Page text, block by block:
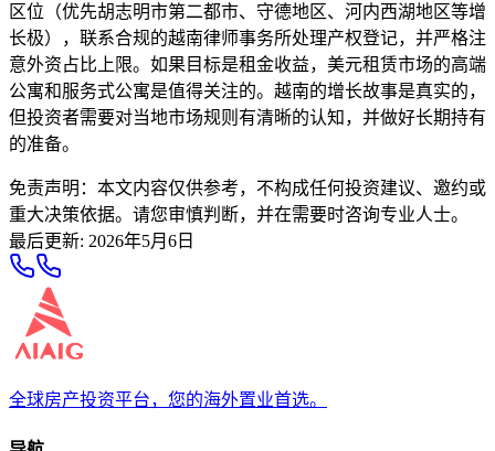
区位（优先胡志明市第二都市、守德地区、河内西湖地区等增
长极），联系合规的越南律师事务所处理产权登记，并严格注
意外资占比上限。如果目标是租金收益，美元租赁市场的高端
公寓和服务式公寓是值得关注的。越南的增长故事是真实的，
但投资者需要对当地市场规则有清晰的认知，并做好长期持有
的准备。
免责声明：本文内容仅供参考，不构成任何投资建议、邀约或
重大决策依据。请您审慎判断，并在需要时咨询专业人士。
最后更新: 2026年5月6日
全球房产投资平台，您的海外置业首选。